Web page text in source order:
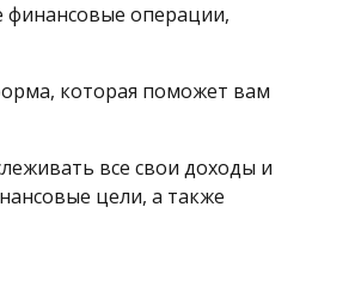
финансовые операции,
которая поможет вам
все свои доходы и
цели, а также